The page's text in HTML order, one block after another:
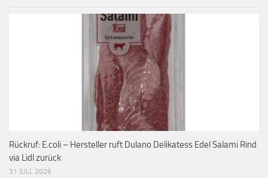
Rückruf: E.coli – Hersteller ruft Dulano Delikatess Edel Salami Rind
via Lidl zurück
31 JULI, 2026